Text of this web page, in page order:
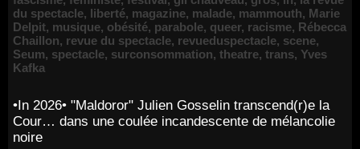
du spectacle, liberté, magazine, malade, mammouth, Marie
Delpit, musique, obésité, parabole, queer, racisme, Rébecca
Chaillon, revue du spectacle, revueduspectacle, scene,
Seum, spectacle, surconsommation, theatre, trans, Yves
Kafka
•In 2026• "Maldoror" Julien Gosselin transcend(r)e la
Cour… dans une coulée incandescente de mélancolie
noire